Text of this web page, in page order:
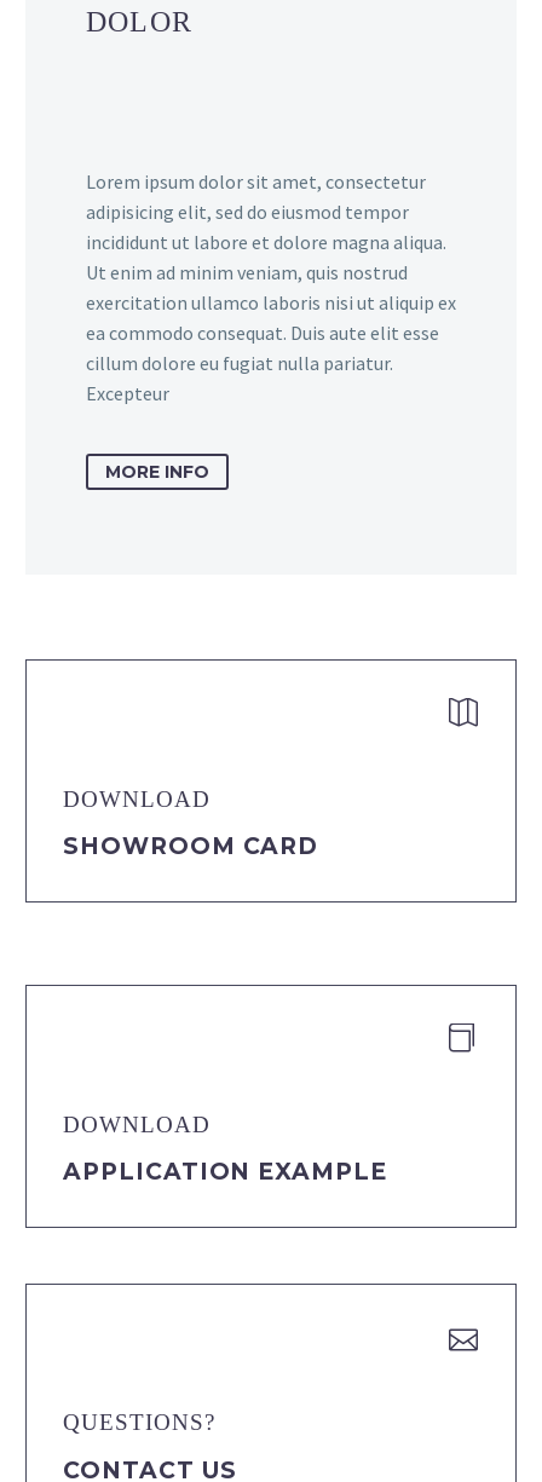
DOLOR
Lorem ipsum dolor sit amet, consectetur
adipisicing elit, sed do eiusmod tempor
incididunt ut labore et dolore magna aliqua.
Ut enim ad minim veniam, quis nostrud
exercitation ullamco laboris nisi ut aliquip ex
ea commodo consequat. Duis aute elit esse
cillum dolore eu fugiat nulla pariatur.
Excepteur
MORE INFO


DOWNLOAD
SHOWROOM CARD


DOWNLOAD
APPLICATION EXAMPLE


QUESTIONS?
CONTACT US